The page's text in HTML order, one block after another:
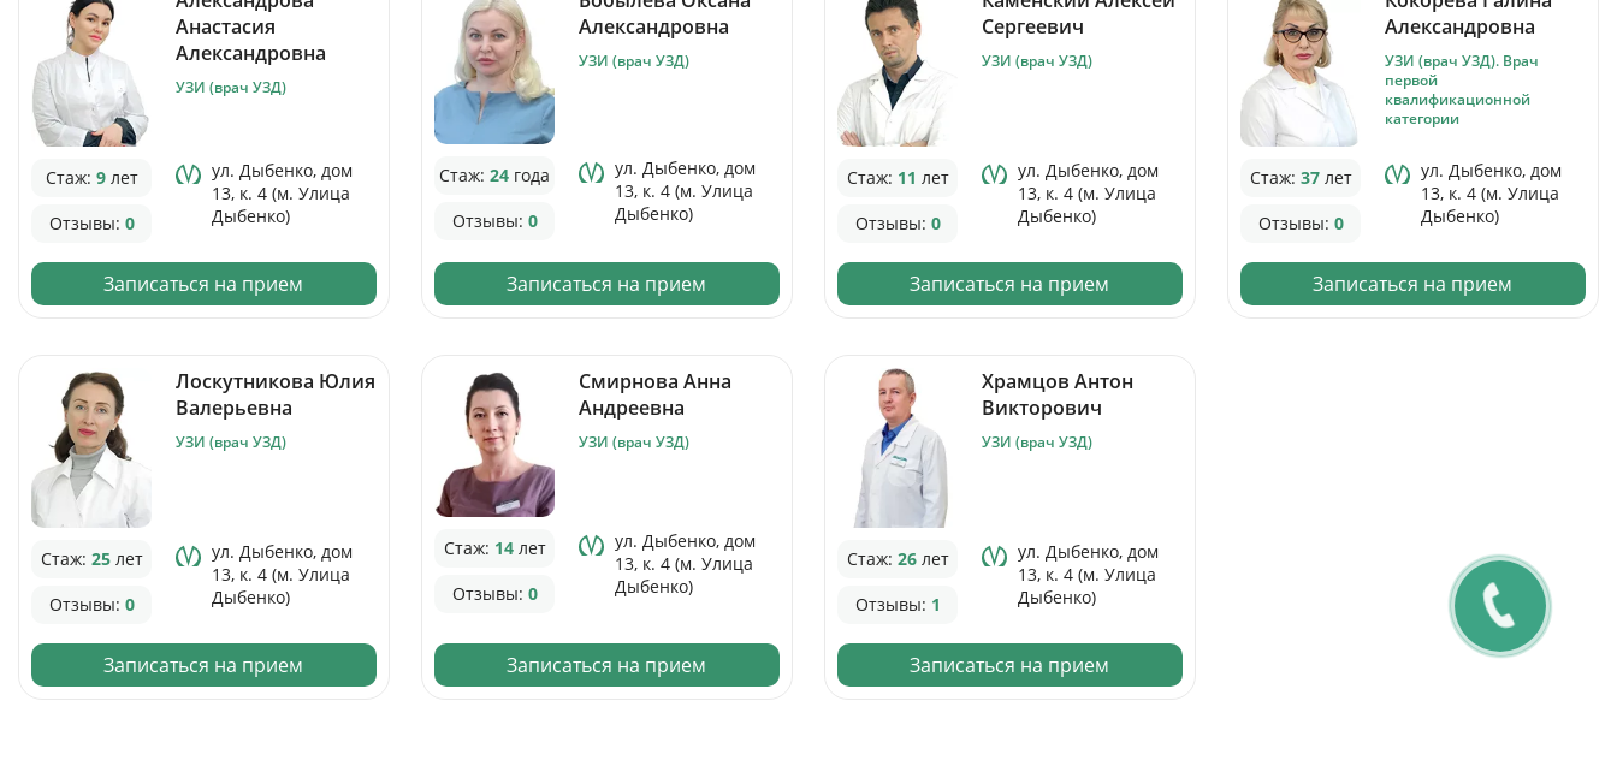
Анастасия
Александровна
УЗИ (врач УЗД)
Стаж: 9лет
Отзывы: 0
ул. Дыбенко, дом
13, к. 4 (м. Улица
Дыбенко)
Записаться на прием
Александровна
УЗИ (врач УЗД)
Стаж:24 года
Отзывы: 0
ул. Дыбенко, дом
13, к. 4 (м. Улица
Дыбенко)
Записаться на прием
Сергеевич
УЗИ (врач УЗД)
Стаж: 11 лет
Отзывы: 0
ул. Дыбенко, дом
13, к. 4 (м. Улица
Дыбенко)
Записаться на прием
Александровна
УЗИ (врач УЗД). Врач
первой
квалификационной
категории
Стаж: 37лет
Отзывы: 0
ул. Дыбенко, дом
13, к. 4 (м. Улица
Дыбенко)
Записаться на прием
Лоскутникова Юлия
Валерьевна
УЗИ (врач УЗД)
Стаж: 25лет
Отзывы: 0
ул. Дыбенко, дом
13, к. 4 (м. Улица
Дыбенко)
Записаться на прием
Смирнова Анна
Андреевна
УЗИ (врач УЗД)
Стаж: 14лет
Отзывы: 0
ул. Дыбенко, дом
13, к. 4 (м. Улица
Дыбенко)
Записаться на прием
Храмцов Антон
Викторович
УЗИ (врач УЗД)
Стаж: 26лет
Отзывы: 1
ул. Дыбенко, дом
13, к. 4 (м. Улица
Дыбенко)
Записаться на прием
Цены
Личный кабинет
+7 (812) 435-55-55
Записаться на приём